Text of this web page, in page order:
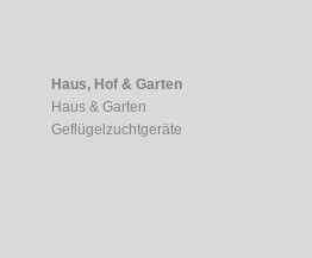
Haus, Hof & Garten
Haus & Garten
Geflügelzuchtgeräte